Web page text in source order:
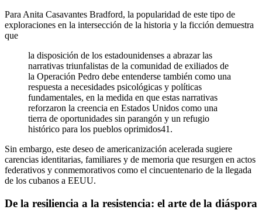
Para Anita Casavantes Bradford, la popularidad de este tipo de
exploraciones en la intersección de la historia y la ficción demuestra
que
la disposición de los estadounidenses a abrazar las
narrativas triunfalistas de la comunidad de exiliados de
la Operación Pedro debe entenderse también como una
respuesta a necesidades psicológicas y políticas
fundamentales, en la medida en que estas narrativas
reforzaron la creencia en Estados Unidos como una
tierra de oportunidades sin parangón y un refugio
histórico para los pueblos oprimidos41 .
Sin embargo, este deseo de americanización acelerada sugiere
carencias identitarias, familiares y de memoria que resurgen en actos
federativos y conmemorativos como el cincuentenario de la llegada
de los cubanos a EEUU.
De la resiliencia a la resistencia: el arte de la diáspora